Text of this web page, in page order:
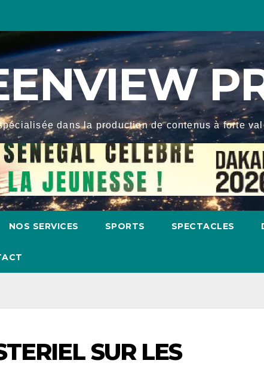
dans la production de contenus à forte
NOS SERVICES SPORTS SPECTACLES
SUR LES